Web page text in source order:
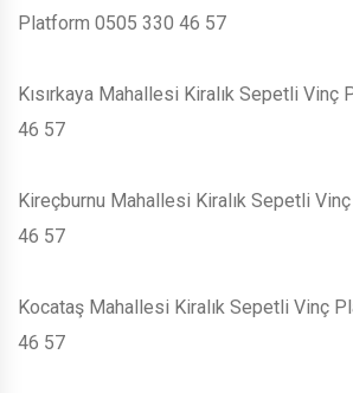
Platform 0505 330 46 57
Kısırkaya Mahallesi Kiralık Sepetli
46 57
Kireçburnu Mahallesi Kiralık Sepetli
46 57
Kocataş Mahallesi Kiralık Sepetli Vinç
46 57